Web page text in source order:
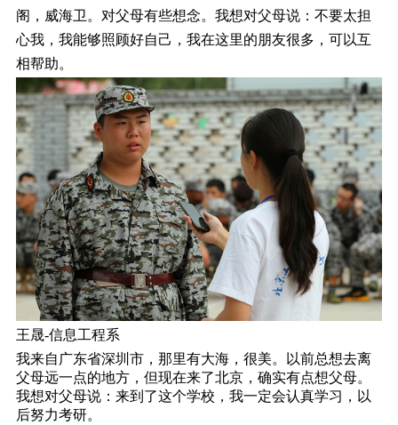
阁，威海卫。对父母有些想念。我想对父母说：不要太担
心我，我能够照顾好自己，我在这里的朋友很多，可以互
相帮助。
王晟-信息工程系
我来自广东省深圳市，那里有大海，很美。以前总想去离
父母远一点的地方，但现在来了北京，确实有点想父母。
我想对父母说：来到了这个学校，我一定会认真学习，以
后努力考研。